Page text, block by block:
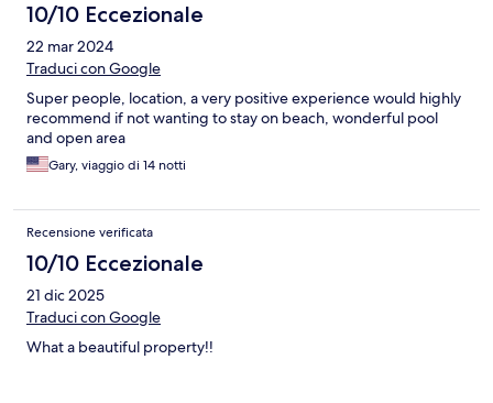
10/10 Eccezionale
22 mar 2024
Traduci con Google
Super people, location, a very positive experience would highly
recommend if not wanting to stay on beach, wonderful pool
and open area
Gary, viaggio di 14 notti
Recensione verificata
10/10 Eccezionale
21 dic 2025
Traduci con Google
What a beautiful property!!